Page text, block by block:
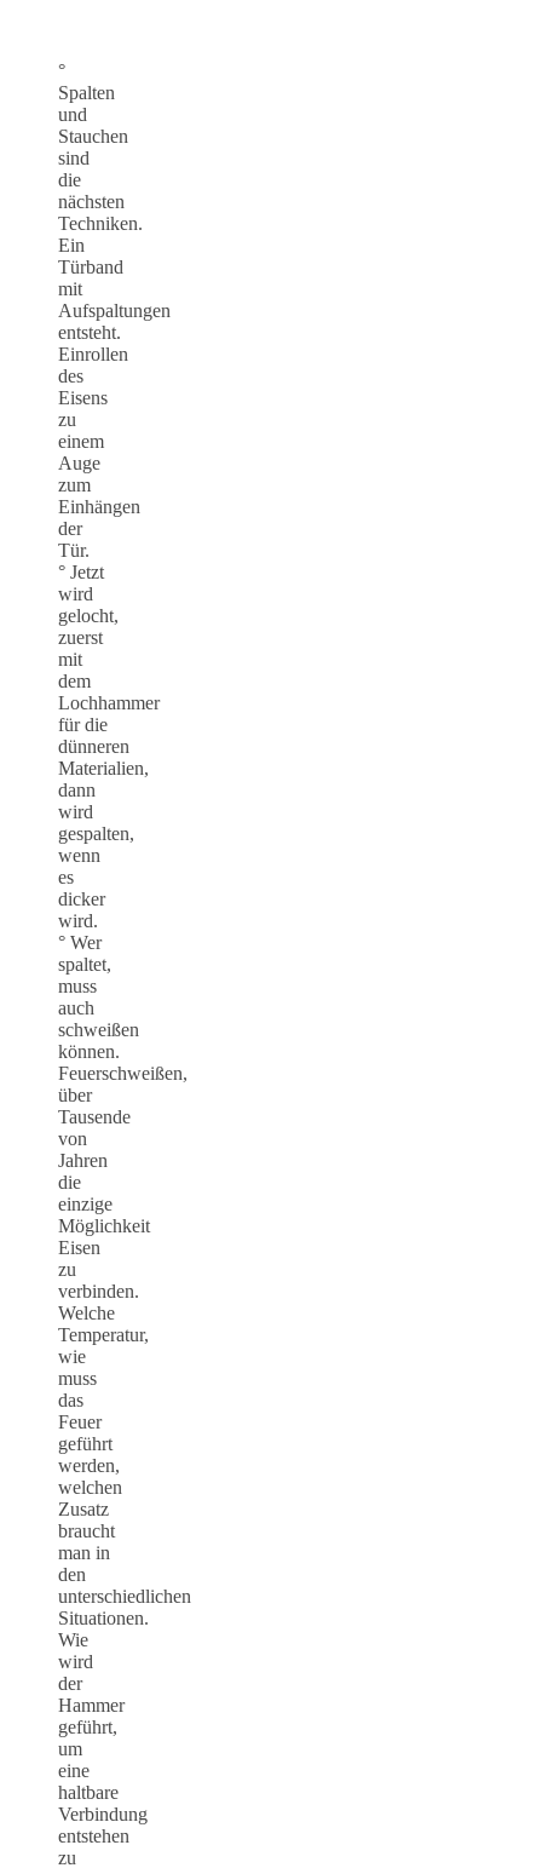
°
Spalten
und
Stauchen
sind
die
nächsten
Techniken.
Ein
Türband
mit
Aufspaltungen
entsteht.
Einrollen
des
Eisens
zu
einem
Auge
zum
Einhängen
der
Tür.
° Jetzt
wird
gelocht,
zuerst
mit
dem
Lochhammer
für die
dünneren
Materialien,
dann
wird
gespalten,
wenn
es
dicker
wird.
° Wer
spaltet,
muss
auch
schweißen
können.
Feuerschweißen,
über
Tausende
von
Jahren
die
einzige
Möglichkeit
Eisen
zu
verbinden.
Welche
Temperatur,
wie
muss
das
Feuer
geführt
werden,
welchen
Zusatz
braucht
man in
den
unterschiedlichen
Situationen.
Wie
wird
der
Hammer
geführt,
um
eine
haltbare
Verbindung
entstehen
zu